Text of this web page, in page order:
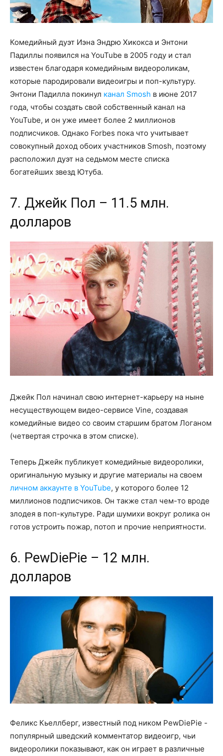
Комедийный дуэт Иэна Эндрю Хикокса и Энтони
Падиллы появился на YouTube в 2005 году и стал
известен благодаря комедийным видеороликам,
которые пародировали видеоигры и поп-культуру.
Энтони Падилла покинул канал Smosh в июне 2017
года, чтобы создать свой собственный канал на
YouTube, и он уже имеет более 2 миллионов
подписчиков. Однако Forbes пока что учитывает
совокупный доход обоих участников Smosh, поэтому
расположил дуэт на седьмом месте списка
богатейших звезд Ютуба.
7. Джейк Пол – 11.5 млн.
долларов
Джейк Пол начинал свою интернет-карьеру на ныне
несуществующем видео-сервисе Vine, создавая
комедийные видео со своим старшим братом Логаном
(четвертая строчка в этом списке).
Теперь Джейк публикует комедийные видеоролики,
оригинальную музыку и другие материалы на своем
личном аккаунте в YouTube, у которого более 12
миллионов подписчиков. Он также стал чем-то вроде
злодея в поп-культуре. Ради шумихи вокруг ролика он
готов устроить пожар, потоп и прочие неприятности.
6. PewDiePie – 12 млн.
долларов
Феликс Кьеллберг, известный под ником PewDiePie -
популярный шведский комментатор видеоигр, чьи
видеоролики показывают, как он играет в различные